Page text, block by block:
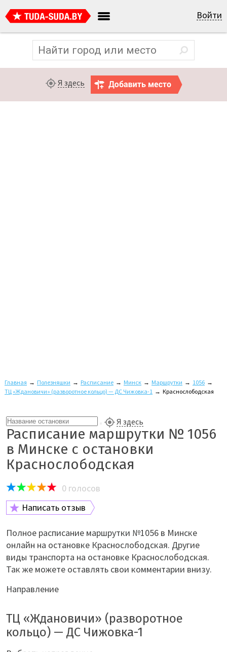
Войти
Я здесь
Главная → Полезняшки → Расписание → Минск → Маршрутки → 1056 →
ТЦ «Ждановичи» (разворотное кольцо) — ДС Чижовка-1 → Краснослободская
Я здесь
Расписание маршрутки № 1056
в Минске с остановки
Краснослободская
0 голосов
Написать отзыв
Полное расписание маршрутки №1056 в Минске
онлайн на остановке Краснослободская. Другие
виды транспорта на остановке Краснослободская.
Так же можете оставлять свои комментарии внизу.
Направление
ТЦ «Ждановичи» (разворотное
кольцо) — ДС Чижовка-1